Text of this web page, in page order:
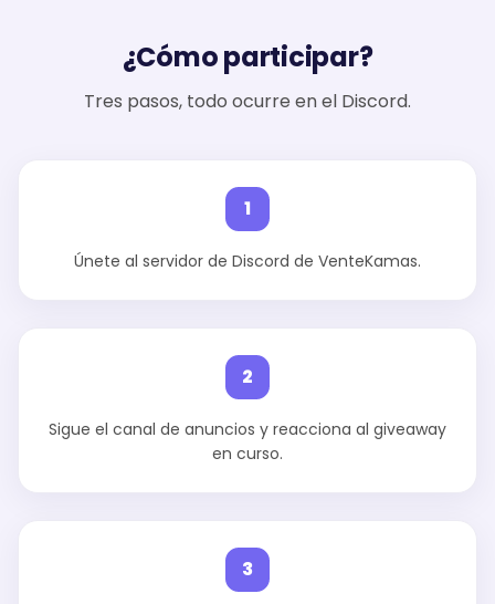
¿Cómo participar?
Tres pasos, todo ocurre en el Discord.
1
Únete al servidor de Discord de VenteKamas.
2
Sigue el canal de anuncios y reacciona al giveaway
en curso.
3